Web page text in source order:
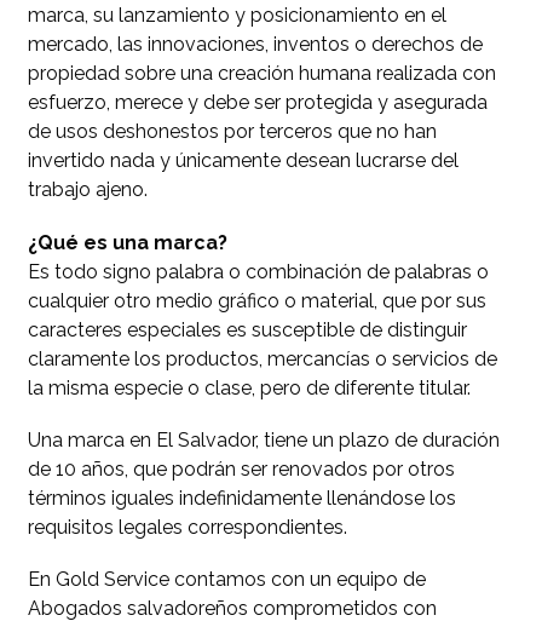
marca, su lanzamiento y posicionamiento en el
mercado, las innovaciones, inventos o derechos de
propiedad sobre una creación humana realizada con
esfuerzo, merece y debe ser protegida y asegurada
de usos deshonestos por terceros que no han
invertido nada y únicamente desean lucrarse del
trabajo ajeno.
¿Qué es una marca?
Es todo signo palabra o combinación de palabras o
cualquier otro medio gráfico o material, que por sus
caracteres especiales es susceptible de distinguir
claramente los productos, mercancías o servicios de
la misma especie o clase, pero de diferente titular.
Una marca en El Salvador, tiene un plazo de duración
de 10 años, que podrán ser renovados por otros
términos iguales indefinidamente llenándose los
requisitos legales correspondientes.
En Gold Service contamos con un equipo de
Abogados salvadoreños comprometidos con